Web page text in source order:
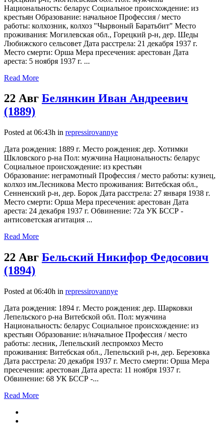
Национальность: беларус Социальное происхождение: из
крестьян Образование: начальное Профессия / место
работы: колхозник, колхоз "Чырвоный Баратьбит" Место
проживания: Могилевская обл., Горецкий р-н, дер. Шеды
Любижского сельсовет Дата расстрела: 21 декабря 1937 г.
Место смерти: Орша Мера пресечения: арестован Дата
ареста: 5 ноября 1937 г. ...
Read More
22 Авг Белянкин Иван Андреевич
(1889)
Posted at 06:43h in repressirovannye
Дата рождения: 1889 г. Место рождения: дер. Хотимки
Шкловского р-на Пол: мужчина Национальность: беларус
Социальное происхождение: из крестьян
Образование: неграмотный Профессия / место работы: кузнец,
колхоз им.Лесникова Место проживания: Витебская обл.,
Сенненский р-н, дер. Борок Дата расстрела: 27 января 1938 г.
Место смерти: Орша Мера пресечения: арестован Дата
ареста: 24 декабря 1937 г. Обвинение: 72а УК БССР -
антисоветская агитация ...
Read More
22 Авг Бельский Никифор Федосович
(1894)
Posted at 06:40h in repressirovannye
Дата рождения: 1894 г. Место рождения: дер. Шарковки
Лепельского р-на Витебской обл. Пол: мужчина
Национальность: беларус Социальное происхождение: из
крестьян Образование: н/начальное Профессия / место
работы: лесник, Лепельский леспромхоз Место
проживания: Витебская обл., Лепельский р-н, дер. Березовка
Дата расстрела: 20 декабря 1937 г. Место смерти: Орша Мера
пресечения: арестован Дата ареста: 11 ноября 1937 г.
Обвинение: 68 УК БССР -...
Read More